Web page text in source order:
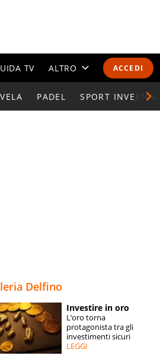
ACCEDI
TV ALTRO
CALENDARI E CLASSIFICHE
ESPERTI
CONTATTI
VELA PADEL SPORT INVERNALI
Delfino
Investire in oro
L’oro torna
protagonista tra gli
investimenti sicuri
LEGGI